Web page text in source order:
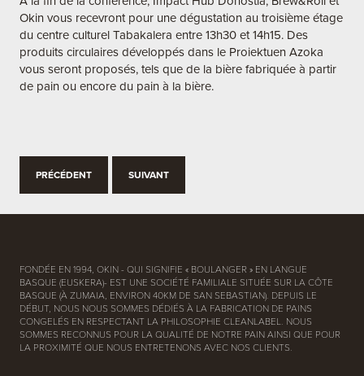
Okin vous recevront pour une dégustation au troisième étage
du centre culturel Tabakalera entre 13h30 et 14h15. Des
produits circulaires développés dans le Proiektuen Azoka
vous seront proposés, tels que de la bière fabriquée à partir
de pain ou encore du pain à la bière.
PRÉCÉDENT SUIVANT
FONDÉE EN 1994, OKIN - QUI SIGNIFIE « BOULANGER » EN LANGUE
BASQUE (EUSKERA)- EST UNE SOCIÉTÉ FAMILIALE SITUÉE SUR LA CÔTE
BASQUE (À ZUMAIA, ENVIRON 40KM DE SAN SEBASTIAN). DEPUIS LE
DÉBUT, NOUS NOUS SOMMES DÉDIÉS À LA FABRICATION DE PAINS
CONGELÉS EN RESPECTANT LA PHILOSOPHIE CLEANLABEL. NOUS
SOMMES RECONNUS POUR LA QUALITÉ DE NOTRE PAIN AINSI QUE POUR
LA PROXIMITÉ QUE NOUS ENTRETENONS AVEC NOS CLIENTS.